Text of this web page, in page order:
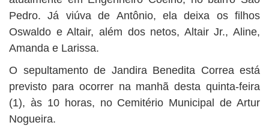
Pedro. Já viúva de Antônio, ela deixa os filhos
Oswaldo e Altair, além dos netos, Altair Jr., Aline,
Amanda e Larissa.
O sepultamento de Jandira Benedita Correa está
previsto para ocorrer na manhã desta quinta-feira
(1), às 10 horas, no Cemitério Municipal de Artur
Nogueira.